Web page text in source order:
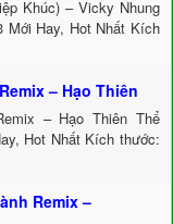
Khúc) – Vicky Nhung
Mới Hay, Hot Nhất Kích
– Hạo Thiên
– Hạo Thiên Thể
Hot Nhất Kích thước:
Remix –